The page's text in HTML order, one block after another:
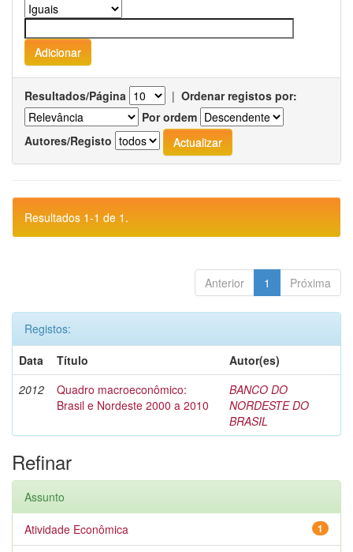
Resultados/Página | Ordenar registos por:
Por ordem
Autores/Registo
Resultados 1-1 de 1.
Anterior 1 Próxima
Registos:
Data
Título
Autor(es)
2012
Quadro macroeconômico:
Brasil e Nordeste 2000 a 2010
BANCO DO
NORDESTE DO
BRASIL
Refinar
Assunto
1
Atividade Econômica